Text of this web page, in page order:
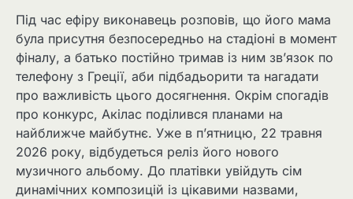
Під час ефіру виконавець розповів, що його мама
була присутня безпосередньо на стадіоні в момент
фіналу, а батько постійно тримав із ним зв’язок по
телефону з Греції, аби підбадьорити та нагадати
про важливість цього досягнення. Окрім спогадів
про конкурс, Акілас поділився планами на
найближче майбутнє. Уже в п’ятницю, 22 травня
2026 року, відбудеться реліз його нового
музичного альбому. До платівки увійдуть сім
динамічних композицій із цікавими назвами,